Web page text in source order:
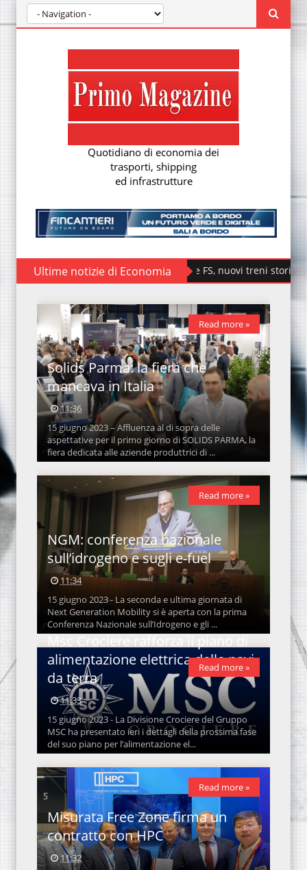
Quotidiano di economia dei
trasporti, shipping
ed infrastrutture
Ultime notizie di EconomiaFondazione FS, nuovi treni storici speciali
Solids Parma: la fiera che
mancava in Italia
11:36
15 giugno 2023 – Affluenza al di sopra delle
aspettative per il primo giorno di SOLIDS PARMA, la
fiera dedicata alle aziende produttrici di ...
Read more »
NGM: conferenza nazionale
sull’idrogeno e sugli e-fuel
11:34
15 giugno 2023 - La seconda e ultima giornata di
Next Generation Mobility si è aperta con la prima
Conferenza Nazionale sull’Idrogeno e gli ...
Read more »
Msc Crociere rafforza il piano di
alimentazione elettrica delle navi
da terra
11:33
15 giugno 2023 - La Divisione Crociere del Gruppo
MSC ha presentato ieri i dettagli della prossima fase
del suo piano per l’alimentazione el...
Read more »
Misurata Free Zone firma un
contratto con HPC
11:32
Read more »